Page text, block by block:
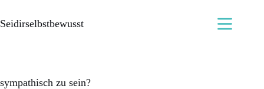
Seidirselbstbewusst
sympathisch zu sein?